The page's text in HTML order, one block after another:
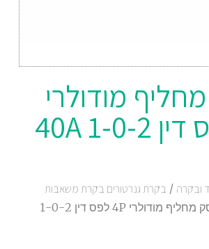
מודולרי
4P לפס דין 1-0-2 40A
ובקרה / בקרת גנרטורים בקרת משאבות
/ מפסק מחליף מודולרי 4P לפס דין 1-0-2